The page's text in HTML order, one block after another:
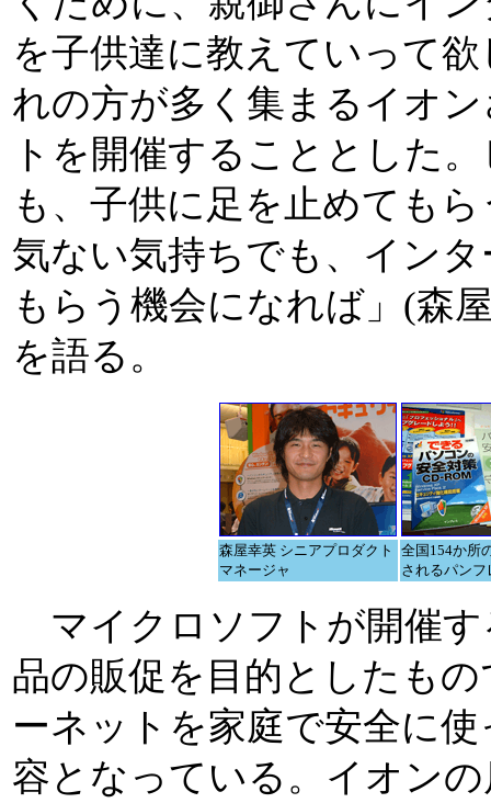
を子供達に教えていって
れの方が多く集まるイオ
トを開催することとした
も、子供に足を止めても
気ない気持ちでも、イン
もらう機会になれば」(森
を語る。
森屋幸英 シニアプロダクト
マネージャ
全国154か所
されるパンフ
マイクロソフトが開催
品の販促を目的としたも
ーネットを家庭で安全に
容となっている。イオン